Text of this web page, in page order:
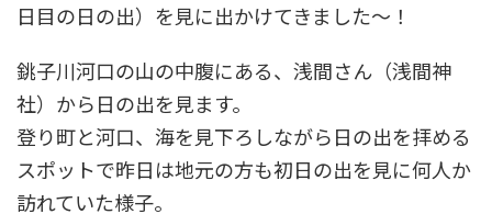
日目の日の出）を見に出かけてきました～！
銚子川河口の山の中腹にある、浅間さん（浅間神
社）から日の出を見ます。
登り町と河口、海を見下ろしながら日の出を拝める
スポットで昨日は地元の方も初日の出を見に何人か
訪れていた様子。